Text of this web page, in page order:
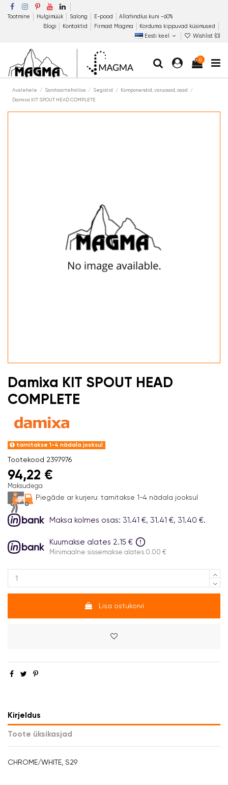
Tootmine Hulgimüük Salong E-pood
Allahindlus kuni −60%
Blogi
Kontaktid Firmast Magma
Korduma kippuvad küsimused
Eesti keel
Wishlist (0)
0
Avalehele Sanitaartehnilise Segistid
Komponendid, varuosad, osad
Damixa KIT SPOUT HEAD COMPLETE
Damixa KIT SPOUT HEAD
COMPLETE
tarnitakse 1-4 nädala jooksul
Tootekood 2397976
94,22 €
Maksudega
Piegāde ar kurjeru: tarnitakse 1-4 nädala jooksul
Maksa kolmes osas: 31.41 €, 31.41 €, 31.40 €.
Kuumakse alates 2.15 €
Minimaalne sissemakse alates 0.00 €
Lisa ostukorvi
Kirjeldus
Toote üksikasjad
CHROME/WHITE, S29